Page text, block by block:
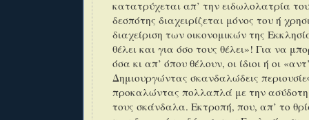
κατατρύχεται απ’ την ειδωλολατρία
δεσπότης διαχειρίζεται μόνος του ή
διαχείριση των οικονομικών της
θέλει και για όσο τους θέλει»! Για να
όσα κι απ’ όπου θέλουν, οι ίδιοι ή οι
Δημιουργώντας σκανδαλώδεις
προκαλώντας πολλαπλά με την
τους σκάνδαλα. Εκτροπή, που, απ’ το